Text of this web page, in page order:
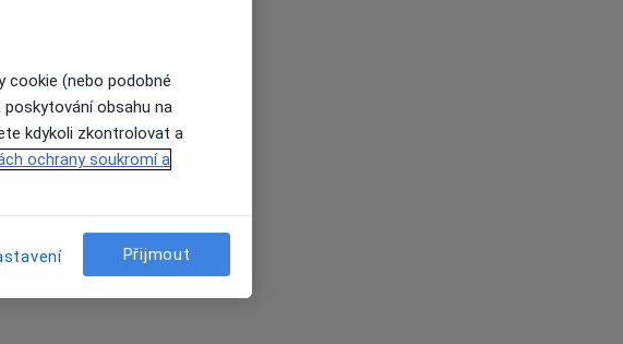
cookie (nebo podobné
obsahu na
kdykoli zkontrolovat a
ochrany soukromí a
Přijmout